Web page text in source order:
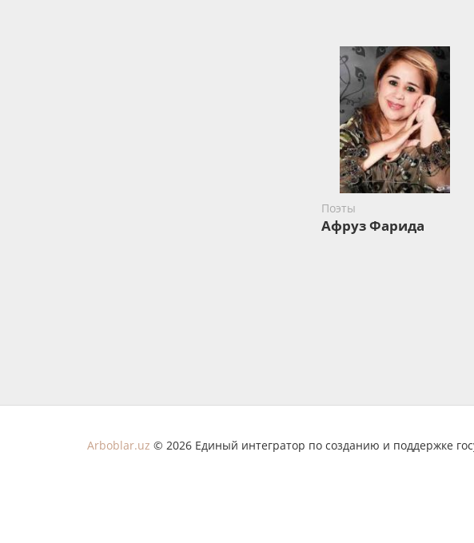
Поэты
Афруз Фарида
Arboblar.uz © 2026 Единый интегратор по созданию и поддержке